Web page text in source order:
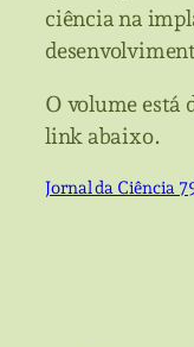
ciência na
O volume está
link abaixo.
Jornal da Ciência